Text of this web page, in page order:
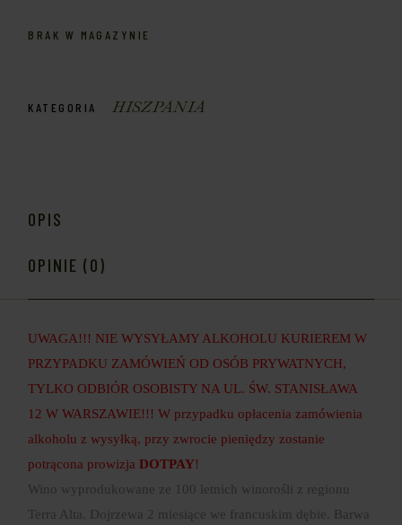
BRAK W MAGAZYNIE
KATEGORIA HISZPANIA
OPIS
OPINIE (0)
UWAGA!!! NIE WYSYŁAMY ALKOHOLU KURIEREM W
PRZYPADKU ZAMÓWIEŃ OD OSÓB PRYWATNYCH,
TYLKO ODBIÓR OSOBISTY NA UL. ŚW. STANISŁAWA
12 W WARSZAWIE!!! W przypadku opłacenia zamówienia
alkoholu z wysyłką, przy zwrocie pieniędzy zostanie
potrącona prowizjaDOTPAY!
Wino wyprodukowane ze 100 letnich winorośli z regionu
Terra Alta. Dojrzewa 2 miesiące we francuskim dębie. Barwa